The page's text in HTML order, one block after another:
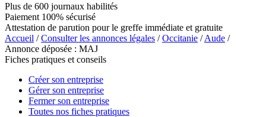
Plus de 600 journaux habilités
Paiement 100% sécurisé
Attestation de parution pour le greffe immédiate et gratuite
Accueil /Consulter les annonces légales /Occitanie /Aude /
Annonce déposée : MAJ
Fiches pratiques et conseils
Créer son entreprise
Gérer son entreprise
Fermer son entreprise
Toutes nos fiches pratiques